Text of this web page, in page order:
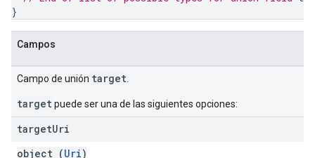
}
Campos
Campo de unión target
targetpuede ser una de las siguientes opciones:
targetUri
object (Uri)